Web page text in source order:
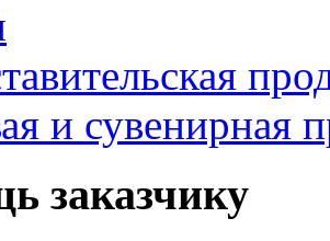
и сувенирная
заказчику